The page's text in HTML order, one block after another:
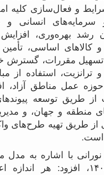
و فعال‌سازی کلیه
سرمایه‌های انسانی و
رشد بهره‌وری،
و کالاهای اساسی،
تسهیل مقررات، گسترش
ترانزیت، استفاده از
عمل مناطق آزاد،
از طریق توسعه
منطقه و جهان، و
از طریق تهیه طرح‌های
است.
نورانی با اشاره به مدل
سال ۱۴۰۵، افزود: هر